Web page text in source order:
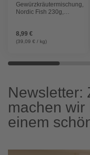
Gewürzkräutermischung,
Nordic Fish 230g,
8,99 €
(39,09 € / kg)
Newsletter:
machen wir
einem